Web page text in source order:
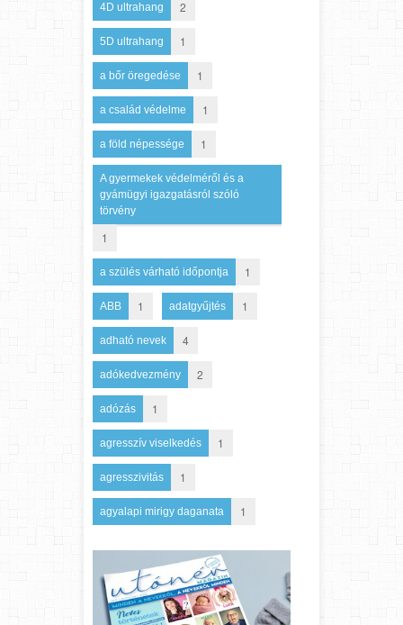
4D ultrahang 2
5D ultrahang 1
a bőr öregedése 1
a család védelme 1
a föld népessége 1
A gyermekek védelméről és a
gyámügyi igazgatásról szóló
törvény
1
a szülés várható időpontja 1
ABB 1 adatgyűjtés 1
adható nevek 4
adókedvezmény 2
adózás 1
agresszív viselkedés 1
agresszivitás 1
agyalapi mirigy daganata 1